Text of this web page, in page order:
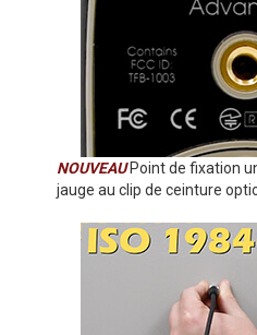
NOUVEAUPoint de fixation
jauge au clip de ceinture